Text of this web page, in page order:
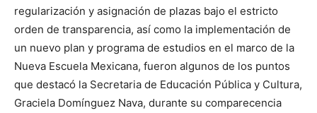
regularización y asignación de plazas bajo el estricto
orden de transparencia, así como la implementación de
un nuevo plan y programa de estudios en el marco de la
Nueva Escuela Mexicana, fueron algunos de los puntos
que destacó la Secretaria de Educación Pública y Cultura,
Graciela Domínguez Nava, durante su comparecencia